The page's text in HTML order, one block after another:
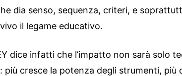
dia senso, sequenza, criteri, e
il legame educativo.
dice infatti che l’impatto non sarà solo
più cresce la potenza degli strumenti, più